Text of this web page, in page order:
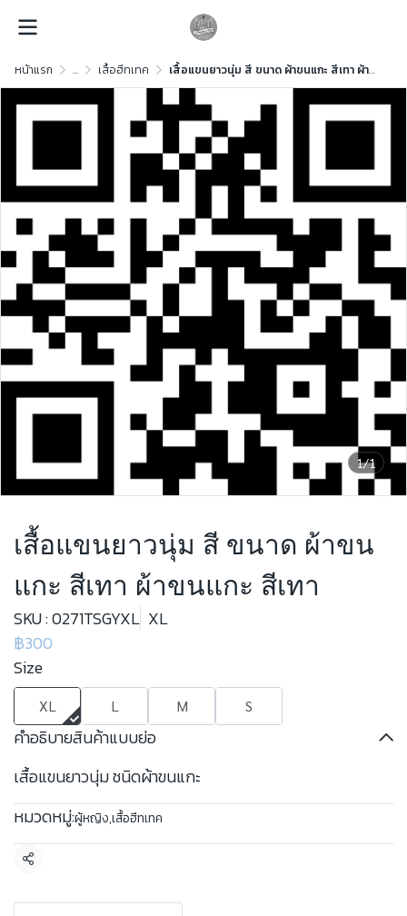
หน้าแรก ... เสื้อฮีทเทค เสื้อแขนยาวนุ่ม สี ขนาด ผ้าขนแกะ สีเทา ผ้าขนแกะ สีเทา
1/1
เสื้อแขนยาวนุ่ม สี ขนาด ผ้าขน
แกะ สีเทา ผ้าขนแกะ สีเทา
SKU : 0271TSGYXL XL
฿300
Size
XL L M S
คำอธิบายสินค้าแบบย่อ
เสื้อแขนยาวนุ่ม ชนิดผ้าขนแกะ
หมวดหมู่:ผู้หญิง,เสื้อฮีทเทค
แชร์